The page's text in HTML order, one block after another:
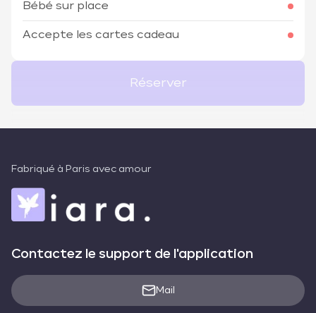
Bébé sur place
Accepte les cartes cadeau
Réserver
Fabriqué à Paris avec amour
Contactez le support de l'application
Mail